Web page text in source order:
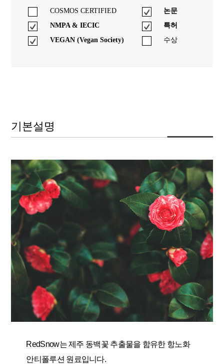
COSMOS CERTIFIED
논문
NMPA & IECIC
특허
VEGAN (Vegan Society)
수상
기본설명
RedSnow는 제주 동백꽃 추출물을 함유한 항노화
안티폴루션 원료입니다.